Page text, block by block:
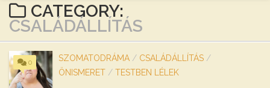
CATEGORY:
CSALÁDÁLLÍTÁS
0 SZOMATODRÁMA / CSALÁDÁLLÍTÁS /
ÖNISMERET / TESTBEN LÉLEK